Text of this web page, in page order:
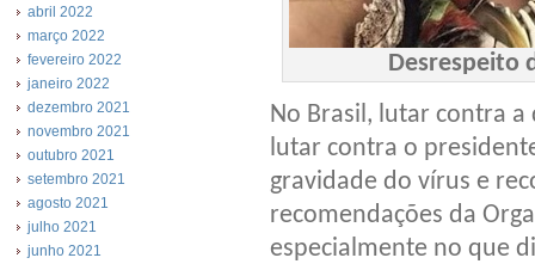
abril 2022
março 2022
fevereiro 2022
janeiro 2022
dezembro 2021
novembro 2021
outubro 2021
setembro 2021
agosto 2021
julho 2021
junho 2021
Desrespeito
No Brasil, lutar contra
lutar contra o
gravidade do vírus e
recomendações da
especialmente no que